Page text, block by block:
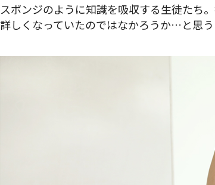
スポンジのように知識を吸収する生徒たち
詳しくなっていたのではなかろうか…と思